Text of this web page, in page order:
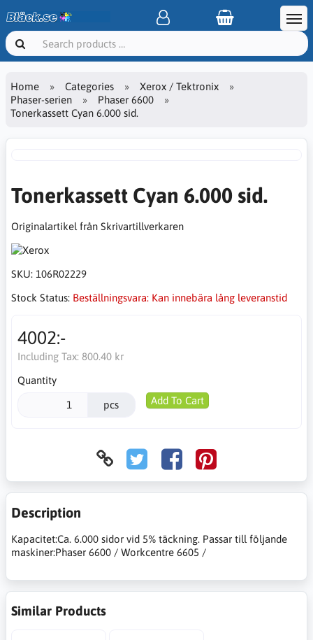
Home Categories
Xerox / Tektronix
Phaser-serien
Phaser 6600
Tonerkassett Cyan 6.000 sid.
Tonerkassett Cyan 6.000 sid.
Originalartikel från Skrivartillverkaren
SKU: 106R02229
Stock Status: Beställningsvara: Kan innebära lång leveranstid
4002:-
Including Tax: 800.40 kr
Quantity
pcs Add To Cart
Description
Kapacitet:Ca. 6.000 sidor vid 5% täckning. Passar till följande
maskiner:Phaser 6600 / Workcentre 6605 /
Similar Products